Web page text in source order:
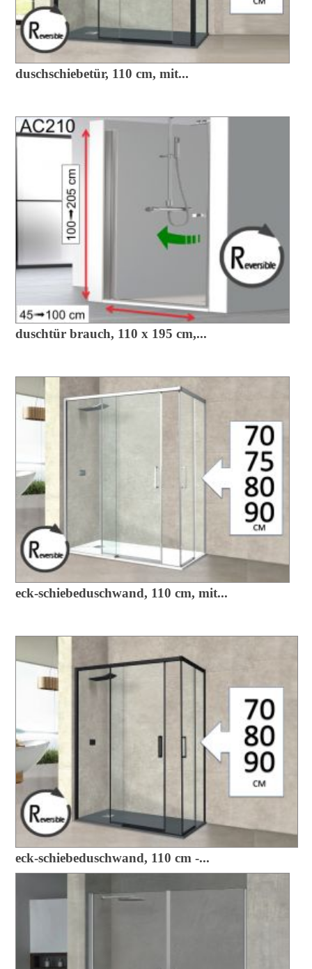
duschschiebetür, 110 cm, mit...
duschtür brauch, 110 x 195 cm,...
eck-schiebeduschwand, 110 cm, mit...
eck-schiebeduschwand, 110 cm -...